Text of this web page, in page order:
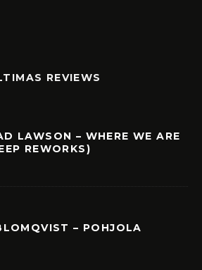
REVIEWS
LAWSON – WHERE WE ARE
REWORKS)
– POHJOLA